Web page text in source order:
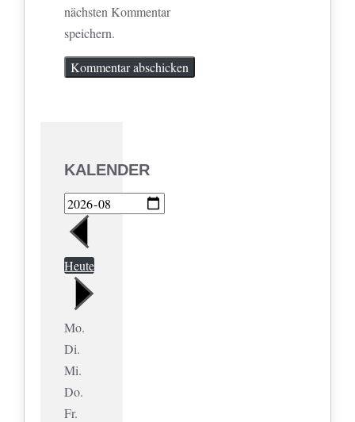
nächsten Kommentar
speichern.
KALENDER
Heute
Mo.
Di.
Mi.
Do.
Fr.